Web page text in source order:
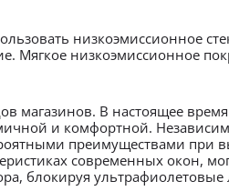
низкоэмиссионное
Мягкое низкоэмиссионное
магазинов. В настоящее
и комфортной.
преимуществами при
современных окон,
блокируя ультрафиолетовые